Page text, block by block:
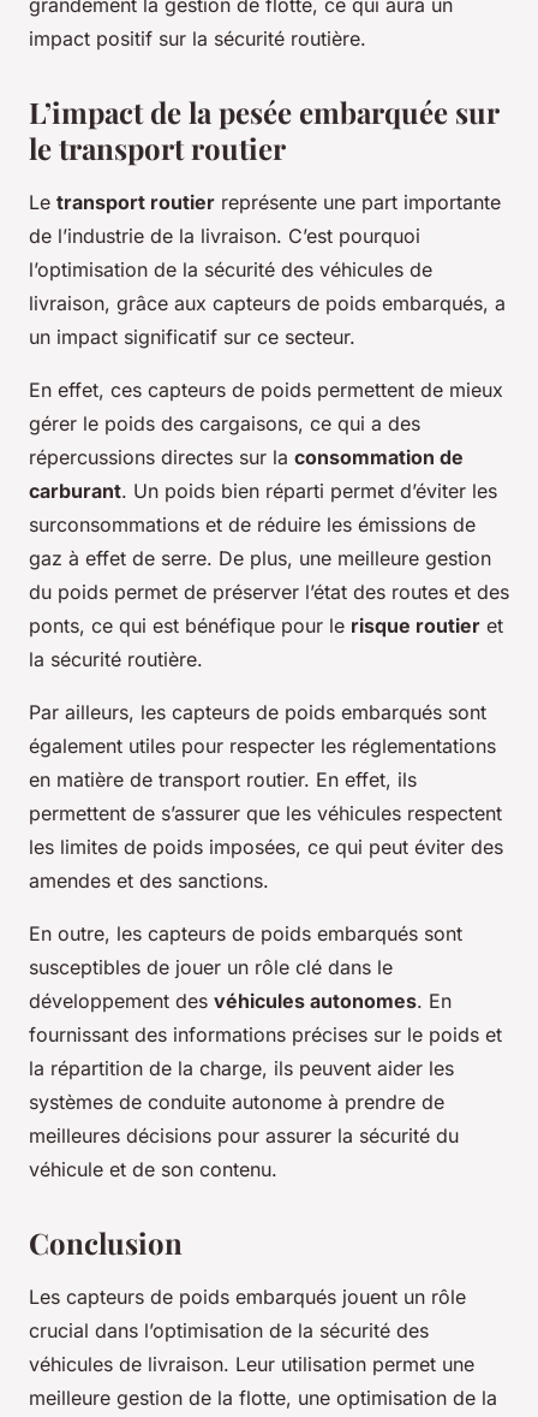
impact positif sur la sécurité routière.
L’impact de la pesée embarquée sur
le transport routier
Le transport routier représente une part importante
de l’industrie de la livraison. C’est pourquoi
l’optimisation de la sécurité des véhicules de
livraison, grâce aux capteurs de poids embarqués, a
un impact significatif sur ce secteur.
En effet, ces capteurs de poids permettent de mieux
gérer le poids des cargaisons, ce qui a des
répercussions directes sur la consommation de
carburant. Un poids bien réparti permet d’éviter les
surconsommations et de réduire les émissions de
gaz à effet de serre. De plus, une meilleure gestion
du poids permet de préserver l’état des routes et des
ponts, ce qui est bénéfique pour le risque routier et
la sécurité routière.
Par ailleurs, les capteurs de poids embarqués sont
également utiles pour respecter les réglementations
en matière de transport routier. En effet, ils
permettent de s’assurer que les véhicules respectent
les limites de poids imposées, ce qui peut éviter des
amendes et des sanctions.
En outre, les capteurs de poids embarqués sont
susceptibles de jouer un rôle clé dans le
développement des véhicules autonomes. En
fournissant des informations précises sur le poids et
la répartition de la charge, ils peuvent aider les
systèmes de conduite autonome à prendre de
meilleures décisions pour assurer la sécurité du
véhicule et de son contenu.
Conclusion
Les capteurs de poids embarqués jouent un rôle
crucial dans l’optimisation de la sécurité des
véhicules de livraison. Leur utilisation permet une
meilleure gestion de la flotte, une optimisation de la